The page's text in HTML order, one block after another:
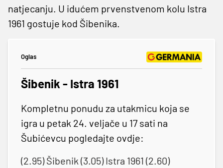
natjecanju. U idućem prvenstvenom kolu Istra
1961 gostuje kod Šibenika.
Oglas
Šibenik - Istra 1961
Kompletnu ponudu za utakmicu koja se
igra u petak 24. veljače u 17 sati na
Šubićevcu pogledajte ovdje:
(2.95) Šibenik (3.05) Istra 1961 (2.60)